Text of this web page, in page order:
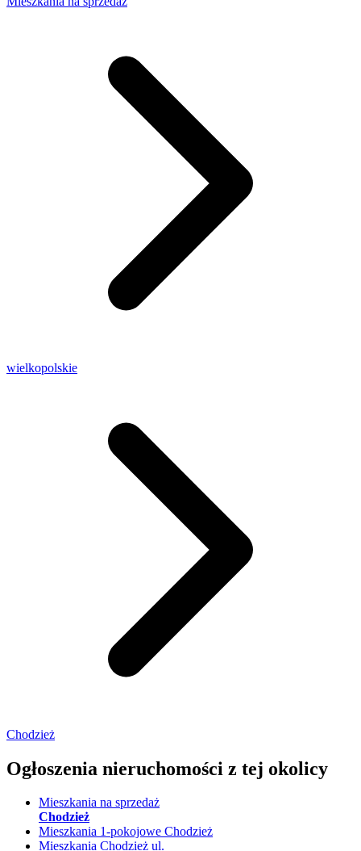
wielkopolskie
Chodzież
Ogłoszenia nieruchomości z tej okolicy
Mieszkania na sprzedaż
Chodzież
Mieszkania 1-pokojowe Chodzież
Mieszkania Chodzież ul.